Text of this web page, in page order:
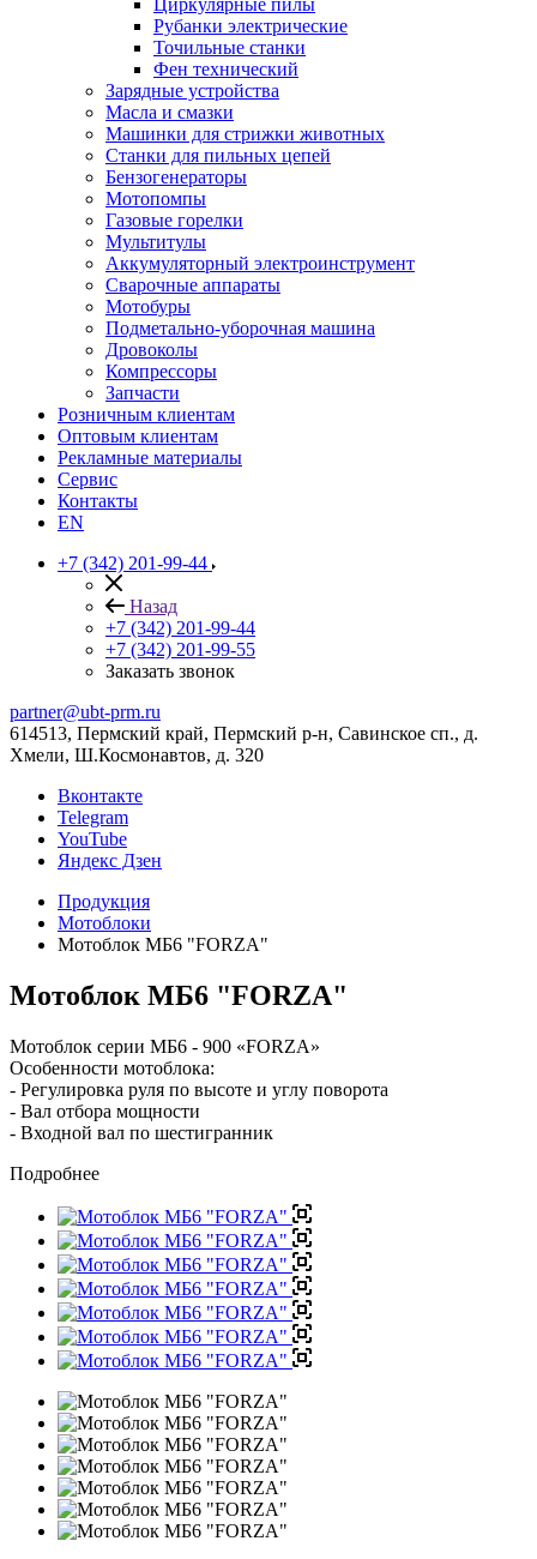
Циркулярные пилы
Рубанки электрические
Точильные станки
Фен технический
Зарядные устройства
Масла и смазки
Машинки для стрижки животных
Станки для пильных цепей
Бензогенераторы
Мотопомпы
Газовые горелки
Мультитулы
Аккумуляторный электроинструмент
Сварочные аппараты
Мотобуры
Подметально-уборочная машина
Дровоколы
Компрессоры
Запчасти
Розничным клиентам
Оптовым клиентам
Рекламные материалы
Сервис
Контакты
EN
+7 (342) 201-99-44
Назад
+7 (342) 201-99-44
+7 (342) 201-99-55
Заказать звонок
partner@ubt-prm.ru
614513, Пермский край, Пермский р-н, Савинское сп., д.
Хмели, Ш.Космонавтов, д. 320
Вконтакте
Telegram
YouTube
Яндекс Дзен
Продукция
Мотоблоки
Мотоблок МБ6 "FORZA"
Мотоблок МБ6 "FORZA"
Мотоблок серии МБ6 - 900 «FORZA»
Особенности мотоблока:
- Регулировка руля по высоте и углу поворота
- Вал отбора мощности
- Входной вал по шестигранник
Подробнее